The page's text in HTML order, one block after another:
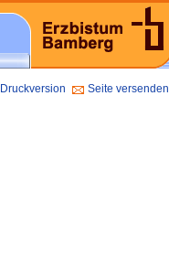
Druckversion Seite versenden